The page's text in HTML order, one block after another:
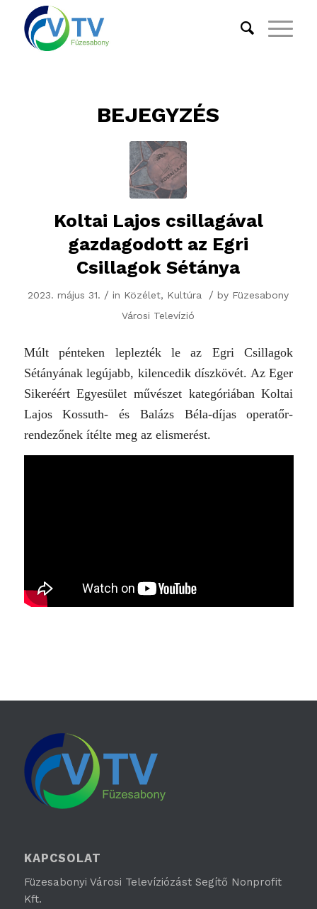
BEJEGYZÉS
Koltai Lajos csillagával
gazdagodott az Egri
Csillagok Sétánya
2023. május 31. / in Közélet, Kultúra / by Füzesabony
Városi Televízió
Múlt pénteken leplezték le az Egri Csillagok
Sétányának legújabb, kilencedik díszkövét. Az Eger
Sikeréért Egyesület művészet kategóriában Koltai
Lajos Kossuth- és Balázs Béla-díjasoperatőr-
rendezőnek ítélte meg az elismerést.
KAPCSOLAT
Füzesabonyi Városi Televíziózást Segítő Nonprofit
Kft.